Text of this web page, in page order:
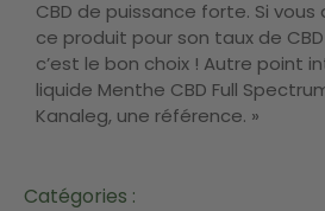
CBD de puissance forte. Si
ce produit pour son taux de
c’est le bon choix ! Autre point
liquide Menthe CBD Full
Kanaleg, une référence. »
Catégories :